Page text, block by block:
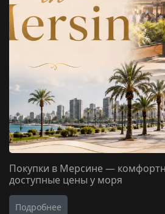
Покупки в Мерсине —
доступные цены у моря
Подробнее